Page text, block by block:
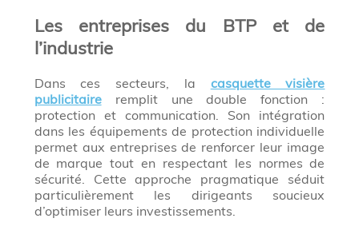
Les entreprises du BTP et de
l’industrie
Dans ces secteurs, la casquette visière
publicitaireremplit une double fonction :
protection et communication. Son intégration
dans les équipements de protection individuelle
permet aux entreprises de renforcer leur image
de marque tout en respectant les normes de
sécurité. Cette approche pragmatique séduit
particulièrement les dirigeants soucieux
d’optimiser leurs investissements.